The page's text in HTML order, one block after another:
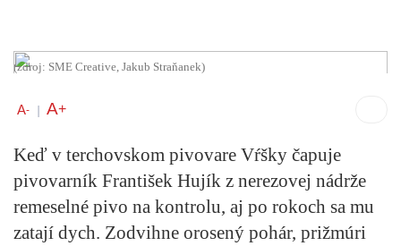
(zdroj: SME Creative, Jakub Straňanek)
A- | A+
Keď v terchovskom pivovare Vŕšky čapuje
pivovarník František Hujík z nerezovej nádrže
remeselné pivo na kontrolu, aj po rokoch sa mu
zatají dych. Zodvihne orosený pohár, prižmúri